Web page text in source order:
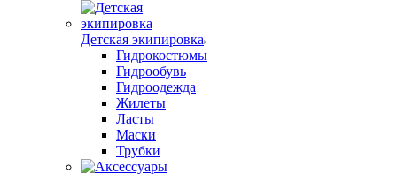
Детская экипировка
Гидрокостюмы
Гидрообувь
Гидроодежда
Жилеты
Ласты
Маски
Трубки